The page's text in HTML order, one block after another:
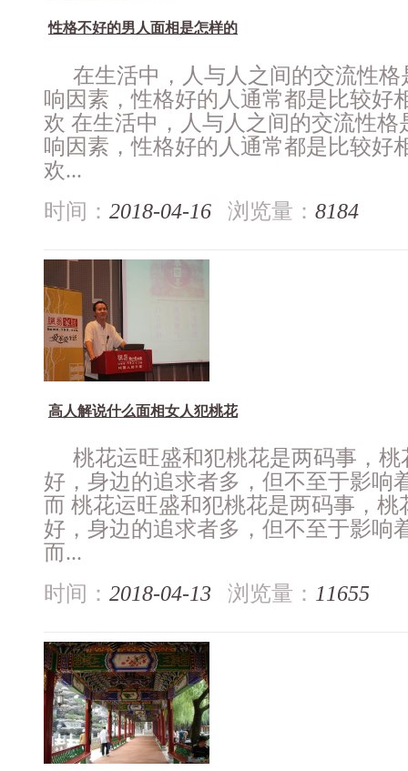
性格不好的男人面相是怎样的
在生活中，人与人之间的交流性
响因素，性格好的人通常都是比较好
欢 在生活中，人与人之间的交流性
响因素，性格好的人通常都是比较好
欢...
时间： 2018-04-16 浏览量： 8184
高人解说什么面相女人犯桃花
桃花运旺盛和犯桃花是两码事，
好，身边的追求者多，但不至于影响
而 桃花运旺盛和犯桃花是两码事，
好，身边的追求者多，但不至于影响
而...
时间： 2018-04-13 浏览量： 11655